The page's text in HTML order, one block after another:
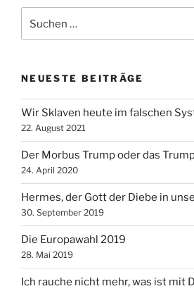
nach:
NEUESTE BEITRÄGE
Wir Sklaven heute im falschen
22. August 2021
Der Morbus Trump oder das
24. April 2020
Hermes, der Gott der Diebe in
30. September 2019
Die Europawahl 2019
28. Mai 2019
Ich rauche nicht mehr, was ist mit